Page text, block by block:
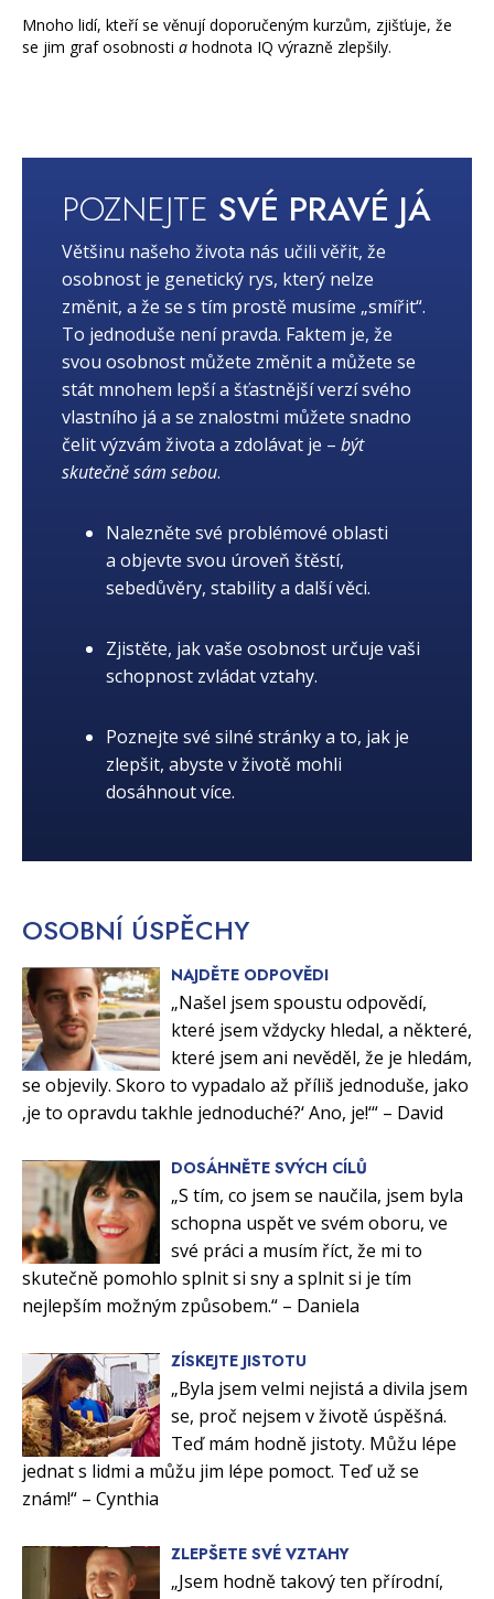
Mnoho lidí, kteří se věnují doporučeným kurzům, zjišťuje, že
se jim graf osobnosti a hodnota IQ výrazně zlepšily.
POZNEJTE SVÉ PRAVÉ JÁ
Většinu našeho života nás učili věřit, že
osobnost je genetický rys, který nelze
změnit, a že se s tím prostě musíme „smířit“.
To jednoduše není pravda. Faktem je, že
svou osobnost můžete změnit a můžete se
stát mnohem lepší a šťastnější verzí svého
vlastního já a se znalostmi můžete snadno
čelit výzvám života a zdolávat je – být
skutečně sám sebou.
Nalezněte své problémové oblasti
a objevte svou úroveň štěstí,
sebedůvěry, stability a další věci.
Zjistěte, jak vaše osobnost určuje vaši
schopnost zvládat vztahy.
Poznejte své silné stránky a to, jak je
zlepšit, abyste v životě mohli
dosáhnout více.
OSOBNÍ ÚSPĚCHY
NAJDĚTE ODPOVĚDI
„Našel jsem spoustu odpovědí,
které jsem vždycky hledal, a některé,
které jsem ani nevěděl, že je hledám,
se objevily. Skoro to vypadalo až příliš jednoduše, jako
‚je to opravdu takhle jednoduché?‘ Ano, je!‘“ – David
DOSÁHNĚTE SVÝCH CÍLŮ
„S tím, co jsem se naučila, jsem byla
schopna uspět ve svém oboru, ve
své práci a musím říct, že mi to
skutečně pomohlo splnit si sny a splnit si je tím
nejlepším možným způsobem.“ – Daniela
ZÍSKEJTE JISTOTU
„Byla jsem velmi nejistá a divila jsem
se, proč nejsem v životě úspěšná.
Teď mám hodně jistoty. Můžu lépe
jednat s lidmi a můžu jim lépe pomoct. Teď už se
znám!“ – Cynthia
ZLEPŠETE SVÉ VZTAHY
„Jsem hodně takový ten přírodní,